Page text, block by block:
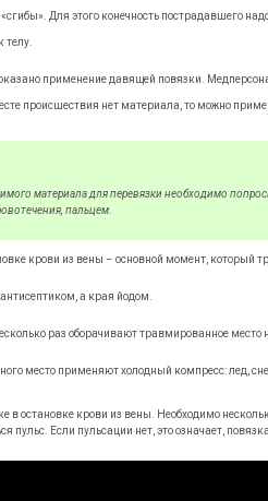
Для этого конечность пострадавшего
телу.
применение давящей повязки.
происшествия нет материала, то можно
материала для перевязки необходимо
пальцем.
крови из вены – основной момент, который
а края йодом.
раз оборачивают травмированное место
место применяют холодный компресс: лед,
в остановке крови из вены. Необходимо
Если пульсации нет, это означает,